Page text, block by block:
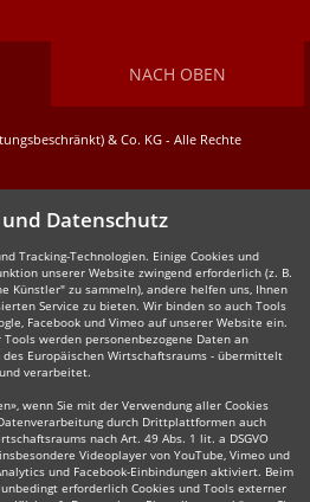
NACH OBEN
& Co. KG - Alle Rechte
und Datenschutz
Tracking-Technologien. Einige Cookies und
unserer Website zwingend erforderlich (z. B.
Künstler" zu sammeln), andere helfen uns, Ihnen
Service zu bieten. Wir binden so auch Tools
Facebook und Vimeo auf unserer Website ein.
werden personenbezogene Daten an
Europäischen Wirtschaftsraums - übermittelt
und verarbeitet.
wenn Sie mit der Verwendung aller Cookies
durch Drittplattformen auch
nach Art. 49 Abs. 1 lit. a DSGVO
Videoplayer von YouTube, Vimeo und
und Facebook-Einbindungen aktiviert. Beim
erforderlich Cookies und Tools externer